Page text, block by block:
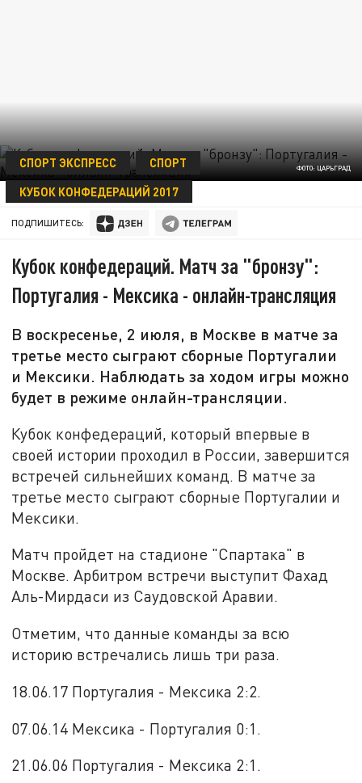
ФОТО: ЦАРЬГРАД
СПОРТ ЭКСПРЕСС
СПОРТ
КУБОК КОНФЕДЕРАЦИЙ 2017
02 ИЮЛЯ 11:52
ПОДПИШИТЕСЬ:
Кубок конфедераций. Матч за "бронзу":
Португалия - Мексика - онлайн-трансляция
В воскресенье, 2 июля, в Москве в матче за
третье место сыграют сборные Португалии
и Мексики. Наблюдать за ходом игры можно
будет в режиме онлайн-трансляции.
Кубок конфедераций, который впервые в
своей истории проходил в России, завершится
встречей сильнейших команд. В матче за
третье место сыграют сборные Португалии и
Мексики.
Матч пройдет на стадионе "Спартака" в
Москве. Арбитром встречи выступит Фахад
Аль-Мирдаси из Саудовской Аравии.
Отметим, что данные команды за всю
историю встречались лишь три раза.
18.06.17 Португалия - Мексика 2:2.
07.06.14 Мексика - Португалия 0:1.
21.06.06 Португалия - Мексика 2:1.